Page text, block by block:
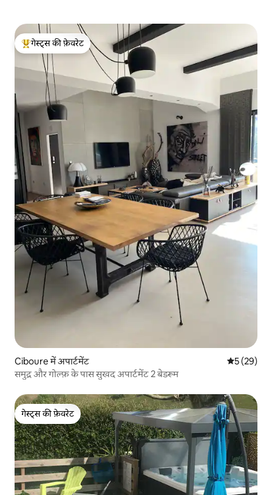
गेस्ट्स का टॉप फ़ेवरेट
गेस्ट्स की फ़ेवरेट
Ciboure में अपार्टमेंट औसत रेटिंग
5 (29)
समुद्र और गोल्फ़ के पास सुखद अपार्टमेंट 2 बेडरूम
गेस्ट्स की फ़ेवरेट
गेस्ट्स की फ़ेवरेट